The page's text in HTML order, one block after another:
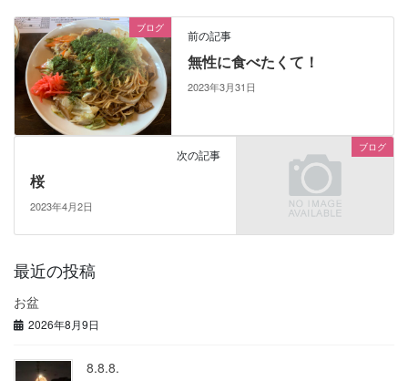
ブログ 前の記事
無性に食べたくて！
2023年3月31日
ブログ
次の記事
桜
2023年4月2日
最近の投稿
お盆
2026年8月9日
8.8.8.